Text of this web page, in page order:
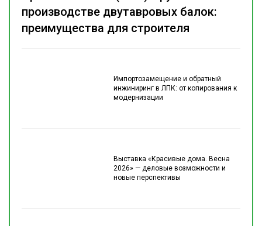
Импортозамещение и обратный
инжиниринг в ЛПК: от копирования к
модернизации
Выставка «Красивые дома. Весна
2026» — деловые возможности и
новые перспективы
производстве двутавровых балок:
преимущества для строителя